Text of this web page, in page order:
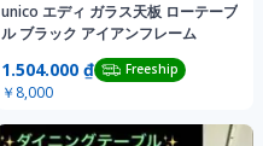
unico エディ ガラス天板 ローテーブ
ル ブラック アイアンフレーム
1.504.000 ₫ Freeship
￥8,000